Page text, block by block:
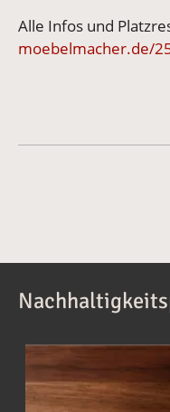
Alle Infos und
moebelmacher.de/